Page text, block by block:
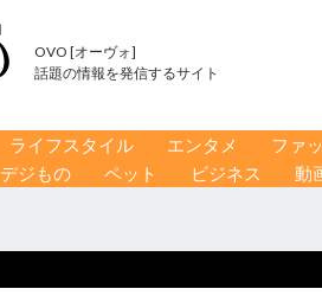
OVO [オーヴォ]
話題の情報を発信するサイト
ライフスタイル エンタメ ファ
デジもの ペット ビジネス 動